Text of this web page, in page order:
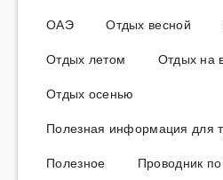
ОАЭ
Отдых весной
Отдых летом
Отдых на
Отдых осенью
Полезная информация для
Полезное
Проводник